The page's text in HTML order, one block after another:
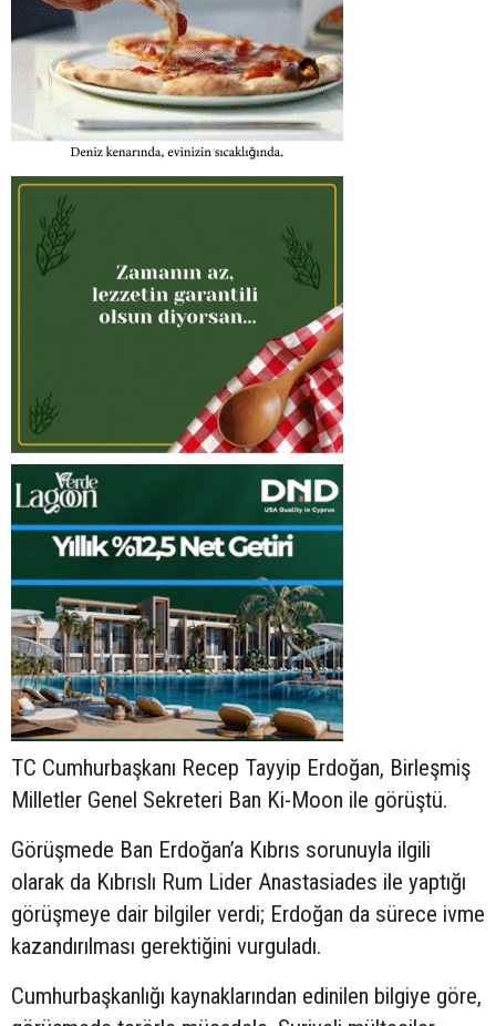
TC Cumhurbaşkanı Recep Tayyip Erdoğan, Birleşmiş
Milletler Genel Sekreteri Ban Ki-Moon ile görüştü.
Görüşmede Ban Erdoğan’a Kıbrıs sorunuyla ilgili
olarak da Kıbrıslı Rum Lider Anastasiades ile yaptığı
görüşmeye dair bilgiler verdi; Erdoğan da sürece ivme
kazandırılması gerektiğini vurguladı.
Cumhurbaşkanlığı kaynaklarından edinilen bilgiye göre,